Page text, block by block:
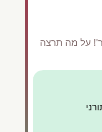
על מה תרצה